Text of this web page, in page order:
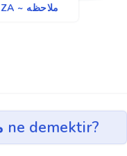
MÜLÂHAZA ~ ملاحظه
mülâhaza ~ ملاحظه ne demektir?